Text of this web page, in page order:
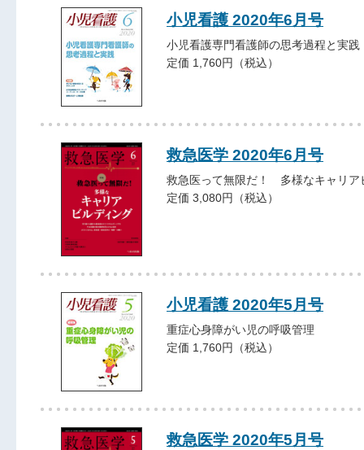
小児看護 2020年6月号
小児看護専門看護師の思考過程と実践
定価 1,760円（税込）
救急医学 2020年6月号
救急医って無限だ！ 多様なキャリア
定価 3,080円（税込）
小児看護 2020年5月号
重症心身障がい児の呼吸管理
定価 1,760円（税込）
救急医学 2020年5月号